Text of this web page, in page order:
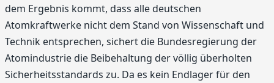
dem Ergebnis kommt, dass alle deutschen
Atomkraftwerke nicht dem Stand von Wissenschaft und
Technik entsprechen, sichert die Bundesregierung der
Atomindustrie die Beibehaltung der völlig überholten
Sicherheitsstandards zu. Da es kein Endlager für den